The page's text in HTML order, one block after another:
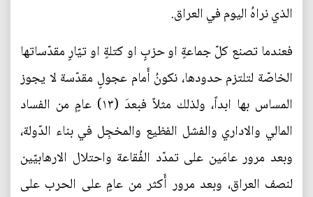
الذي نراهُ اليوم في العراق.
فعندما تصنع كلّ جماعةٍ او حزبٍ او كتلةٍ او تيّارٍ مقدّساتها
الخاصّة لتلتزم حدودها، نكونُ أَمام عجولٍ مقدّسة لا يجوز
المساس بها ابداً، ولذلك مثلاً فبعدَ (١٣) عامٍ من الفساد
المالي والاداري والفشل الفظيع والمخجِل في بناء الدّولة،
وبعد مرور عامَين على تمدّد الفُقاعة واحتلال الارهابيّين
لنصف العراق، وبعد مرور أَكثر من عامٍ على الحرب على